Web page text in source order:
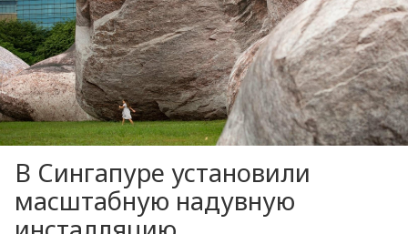
В Сингапуре установили
масштабную надувную